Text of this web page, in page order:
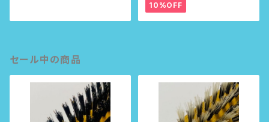
10%OFF
セール中の商品